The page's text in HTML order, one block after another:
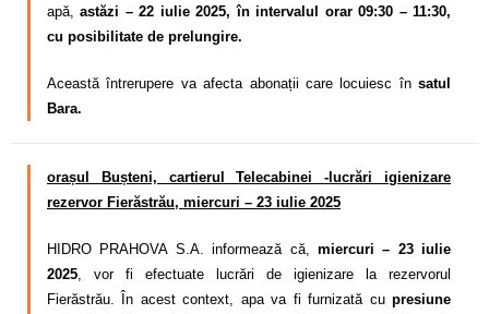
apă, astăzi – 22 iulie 2025, în intervalul orar 09:30 – 11:30,
cu posibilitate de prelungire.
Această întrerupere va afecta abonații care locuiesc în satul
Bara.
orașul Bușteni, cartierul Telecabinei -lucrări igienizare
rezervor Fierăstrău, miercuri – 23 iulie 2025
HIDRO PRAHOVA S.A. informează că, miercuri – 23 iulie
2025, vor fi efectuate lucrări de igienizare la rezervorul
Fierăstrău. În acest context, apa va fi furnizată cu presiune